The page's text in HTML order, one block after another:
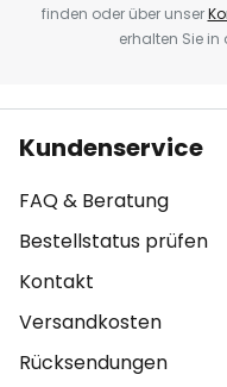
finden oder über unser
erhalten Sie in
Kundenservice
FAQ & Beratung
Bestellstatus prüfen
Kontakt
Versandkosten
Rücksendungen